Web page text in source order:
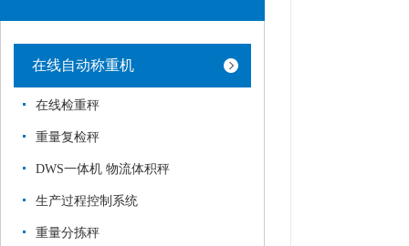
在线自动称重机
在线检重秤
重量复检秤
DWS一体机 物流体积秤
生产过程控制系统
重量分拣秤